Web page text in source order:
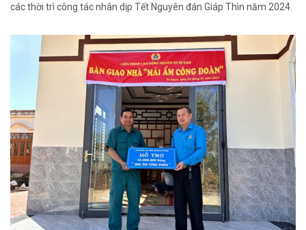
các thời trì công tác nhân dịp Tết Nguyên đán Giáp Thìn năm 2024.